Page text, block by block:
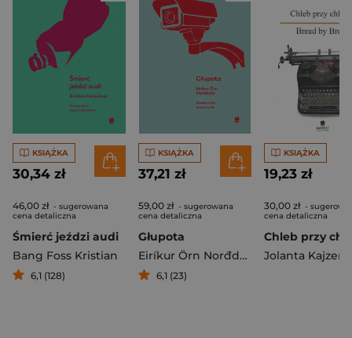
KSIĄŻKA
30,34 zł
46,00 zł - sugerowana
cena detaliczna
Śmierć jeździ audi
Bang Foss Kristian
6,1 (128)
KSIĄŻKA
37,21 zł
59,00 zł - sugerowana
cena detaliczna
Głupota
Eiríkur Örn Norđdahl
6,1 (23)
KSIĄŻKA
19,23 zł
30,00 zł -
cena detaliczna
Jolanta Kajzer